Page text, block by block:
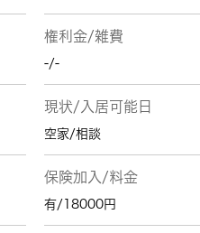
権利金/雑費
-/-
現状/入居可能日
空家/相談
保険加入/料金
有/18000円